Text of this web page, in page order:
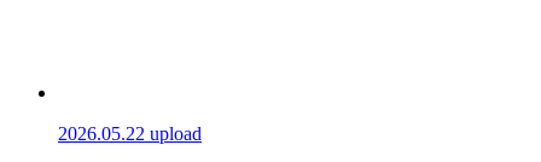
2026.05.22 upload